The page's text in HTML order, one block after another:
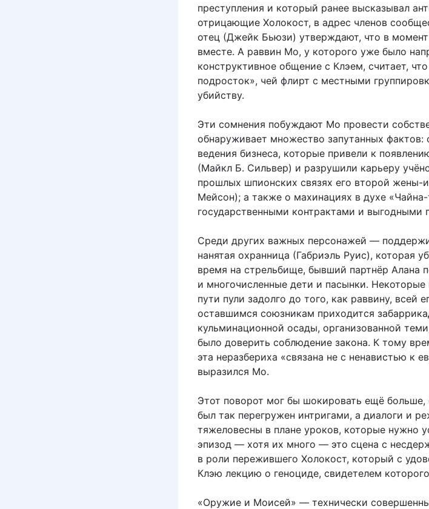
преступления и который ранее высказывал
отрицающие Холокост, в адрес членов
отец (Джейк Бьюзи) утверждают, что в
вместе. А раввин Мо, у которого уже было
конструктивное общение с Клэем, считает,
подросток», чей флирт с местными
убийству.
Эти сомнения побуждают Мо провести
обнаруживает множество запутанных
ведения бизнеса, которые привели к
(Майкл Б. Сильвер) и разрушили карьеру
прошлых шпионских связях его второй жены-
Мейсон); а также о махинациях в духе «Чайна-
государственными контрактами и выгодными
Среди других важных персонажей —
нанятая охранница (Габриэль Руис), которая
время на стрельбище, бывший партнёр Алана
и многочисленные дети и пасынки.
пути пули задолго до того, как раввину, всей
оставшимся союзникам приходится
кульминационной осады, организованной
было доверить соблюдение закона. К тому
эта неразбериха «связана не с ненавистью к
выразился Мо.
Этот поворот мог бы шокировать ещё больше,
был так перегружен интригами, а диалоги и
тяжеловесны в плане уроков, которые нужно
эпизод — хотя их много — это сцена с
в роли пережившего Холокост, который с
Клэю лекцию о геноциде, свидетелем
«Оружие и Моисей» — технически